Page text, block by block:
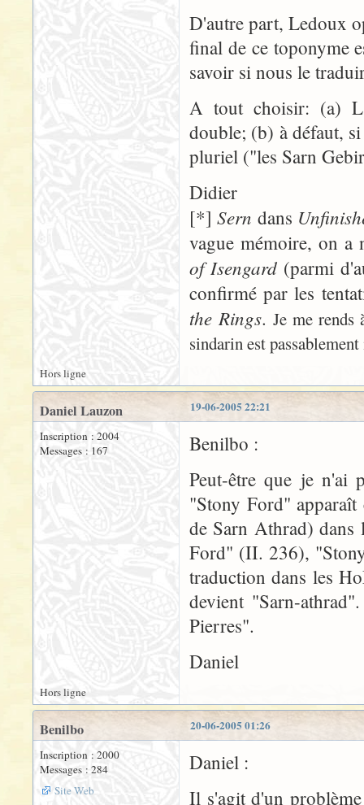
D'autre part, Ledoux
final de ce toponyme
savoir si nous le
A tout choisir: (a)
double; (b) à défaut,
pluriel ("les Sarn
Didier
[*]Sern dans
vague mémoire, on
of Isengard (parmi
confirmé par les
the Rings. Je me
sindarin est
Hors ligne
19-06-2005 22:21
Daniel Lauzon
Inscription : 2004
Messages : 167
Benilbo :
Peut-être que je n'ai
"Stony Ford"
de Sarn Athrad)
Ford" (II. 236),
traduction dans les
devient "Sarn-
Pierres".
Daniel
Hors ligne
20-06-2005 01:26
Benilbo
Inscription : 2000
Messages : 284
Site Web
Daniel :
Il s'agit d'un